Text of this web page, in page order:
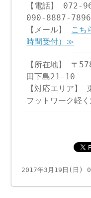
【電話】 072-
090-8887-7896
【メール】 こち
時間受付）≫
【所在地】 〒
田下島21-10
【対応エリア】
フットワーク軽く
2017年3月19日(日)